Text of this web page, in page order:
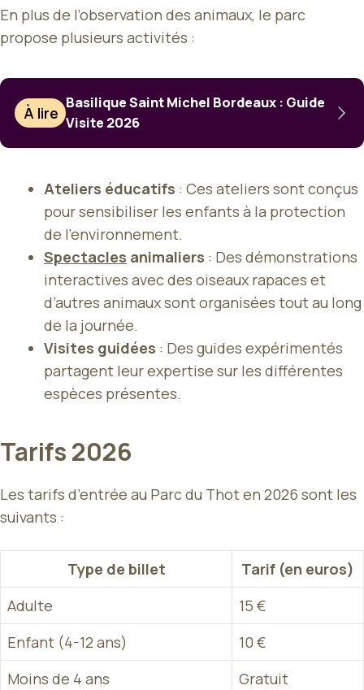
En plus de l’observation des animaux, le parc
propose plusieurs activités :
À lire
Basilique Saint Michel Bordeaux : Guide
Visite 2026
Ateliers éducatifs : Ces ateliers sont conçus
pour sensibiliser les enfants à la protection
de l’environnement.
Spectacles animaliers : Des démonstrations
interactives avec des oiseaux rapaces et
d’autres animaux sont organisées tout au long
de la journée.
Visites guidées : Des guides expérimentés
partagent leur expertise sur les différentes
espèces présentes.
Tarifs 2026
Les tarifs d’entrée au Parc du Thot en 2026 sont les
suivants :
Type de billet
Tarif (en euros)
Adulte
15 €
Enfant (4-12 ans)
10 €
Moins de 4 ans
Gratuit